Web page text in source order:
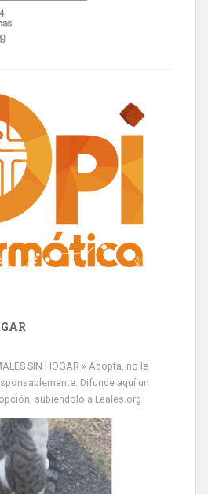
SIN HOGAR » Adopta, no le
Difunde aquí un
subiéndolo a Leales.org